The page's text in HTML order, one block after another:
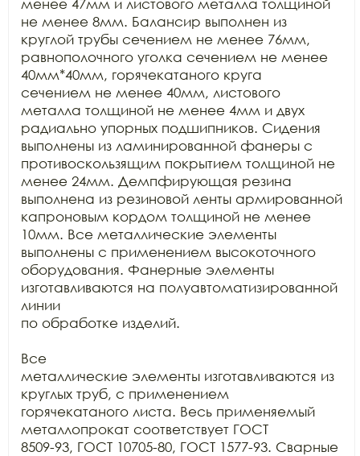
менее 47мм и листового металла толщиной
не менее 8мм. Балансир выполнен из
круглой трубы сечением не менее 76мм,
равнополочного уголка сечением не менее
40мм*40мм, горячекатаного круга
сечением не менее 40мм, листового
металла толщиной не менее 4мм и двух
радиально упорных подшипников. Сидения
выполнены из ламинированной фанеры с
противоскользящим покрытием толщиной не
менее 24мм. Демпфирующая резина
выполнена из резиновой ленты армированной
капроновым кордом толщиной не менее
10мм. Все металлические элементы
выполнены с применением высокоточного
оборудования. Фанерные элементы
изготавливаются на полуавтоматизированной
линии
по обработке изделий.
Все
металлические элементы изготавливаются из
круглых труб, с применением
горячекатаного листа. Весь применяемый
металлопрокат соответствует ГОСТ
8509-93, ГОСТ 10705-80, ГОСТ 1577-93. Сварные